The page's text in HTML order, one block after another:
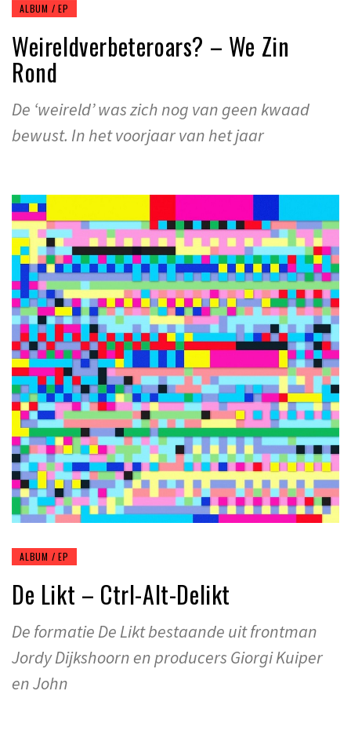
ALBUM / EP
Weireldverbeteroars? – We Zin
Rond
De ‘weireld’ was zich nog van geen kwaad
bewust. In het voorjaar van het jaar
ALBUM / EP
De Likt – Ctrl-Alt-Delikt
De formatie De Likt bestaande uit frontman
Jordy Dijkshoorn en producers Giorgi Kuiper
en John